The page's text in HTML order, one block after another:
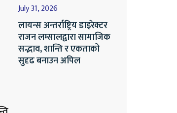
July 31, 2026
लायन्स अन्तर्राष्ट्रिय डाइरेक्टर
राजन लम्सालद्वारा सामाजिक
सद्भाव, शान्ति र एकताको
सुदृढ बनाउन अपिल